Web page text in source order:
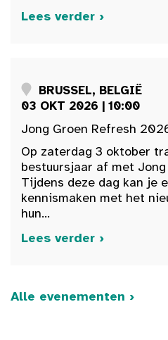
Lees verder ›
BRUSSEL, BELGIË
03 OKT 2026 | 10:00
Jong Groen Refresh
Op zaterdag 3 oktober
bestuursjaar af met
Tijdens deze dag kan je
kennismaken met het
hun...
Lees verder ›
Alle evenementen ›